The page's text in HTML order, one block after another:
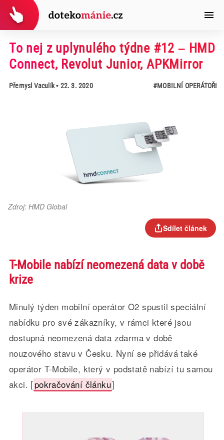
To nej z uplynulého týdne #12 – HMD
Connect, Revolut Junior, APKMirror
Přemysl Vaculík• 22. 3. 2020 #MOBILNÍ OPERÁTOŘI
Zdroj: HMD Global
Sdílet článek
T-Mobile nabízí neomezená data v době
krize
Minulý týden mobilní operátor O2 spustil speciální
nabídku pro své zákazníky, v rámci které jsou
dostupná neomezená data zdarma v době
nouzového stavu v Česku. Nyní se přidává také
operátor T-Mobile, který v podstatě nabízí tu samou
akci. [pokračování článku]